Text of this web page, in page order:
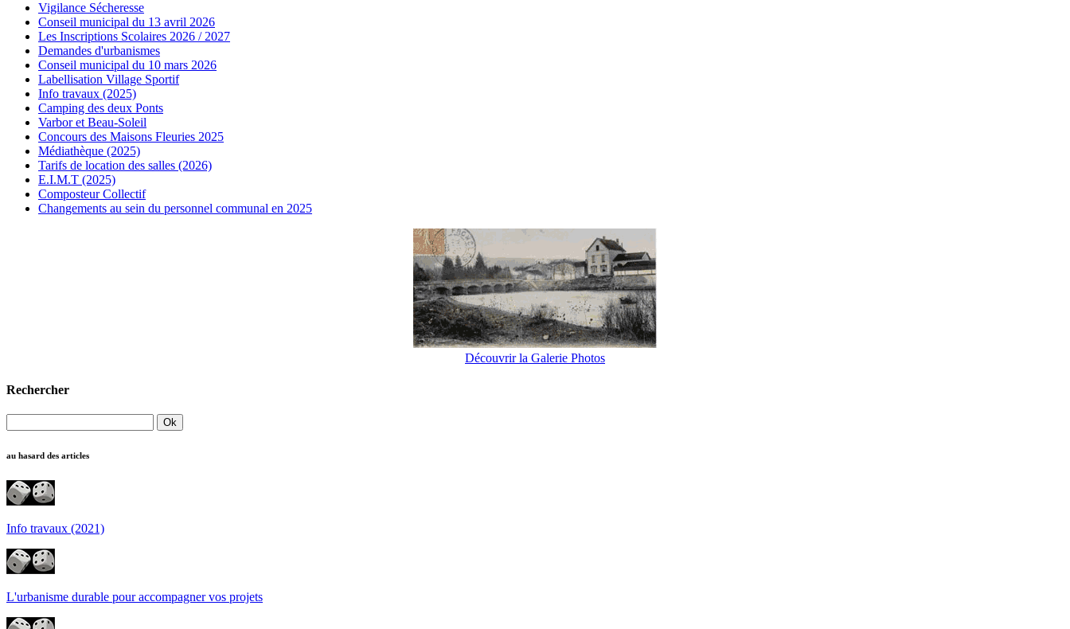
Vigilance Sécheresse
Conseil municipal du 13 avril 2026
Les Inscriptions Scolaires 2026 / 2027
Demandes d'urbanismes
Conseil municipal du 10 mars 2026
Labellisation Village Sportif
Info travaux (2025)
Camping des deux Ponts
Varbor et Beau-Soleil
Concours des Maisons Fleuries 2025
Médiathèque (2025)
Tarifs de location des salles (2026)
E.I.M.T (2025)
Composteur Collectif
Changements au sein du personnel communal en 2025
Découvrir la Galerie Photos
Rechercher
au hasard des articles
Info travaux (2021)
L'urbanisme durable pour accompagner vos projets